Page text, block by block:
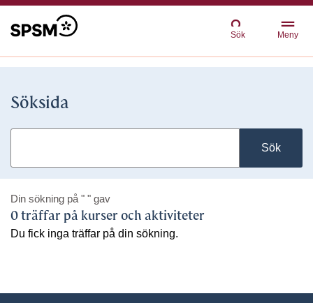
Sök Meny
Söksida
Sök
Din sökning på " " gav
0 träffar på kurser och aktiviteter
Du fick inga träffar på din sökning.